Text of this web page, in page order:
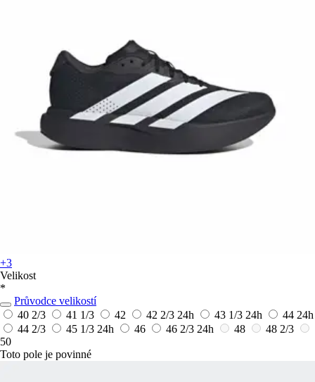
+3
Velikost
*
Průvodce velikostí
40 2/3
41 1/3 42 42 2/3 24h 43 1/3 24h 44 24h
44 2/3
45 1/3 24h 46 46 2/3 24h 48
48 2/3
50
Toto pole je povinné